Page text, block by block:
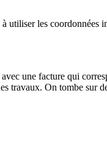
utiliser les
une facture qui
travaux. On tombe